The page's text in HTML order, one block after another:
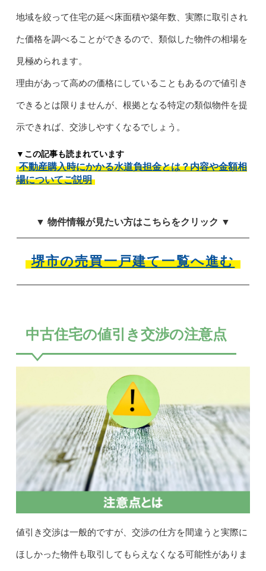
地域を絞って住宅の延べ床面積や築年数、実際に取引され
た価格を調べることができるので、類似した物件の相場を
見極められます。
理由があって高めの価格にしていることもあるので値引き
できるとは限りませんが、根拠となる特定の類似物件を提
示できれば、交渉しやすくなるでしょう。
▼この記事も読まれています
不動産購入時にかかる水道負担金とは？内容や金額相
場についてご説明
▼ 物件情報が見たい方はこちらをクリック ▼
堺市の売買一戸建て一覧へ進む
中古住宅の値引き交渉の注意点
値引き交渉は一般的ですが、交渉の仕方を間違うと実際に
ほしかった物件も取引してもらえなくなる可能性がありま